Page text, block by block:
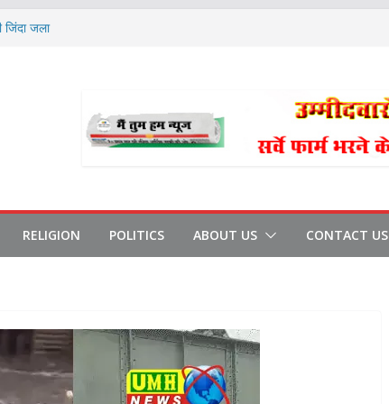
जला
लुढ़का पारा
चुनाव रद्द
RELIGION POLITICS ABOUT US CONTACT US